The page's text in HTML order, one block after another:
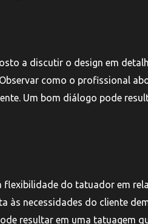
a discutir o design em
como o profissional
Um bom diálogo pode
do tatuador em
às necessidades do cliente
resultar em uma tatuagem